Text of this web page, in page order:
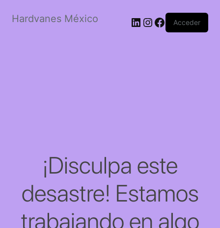
Hardvanes México LinkedIn
Instagram
Facebook
Acceder
¡Disculpa este
desastre! Estamos
trabajando en algo